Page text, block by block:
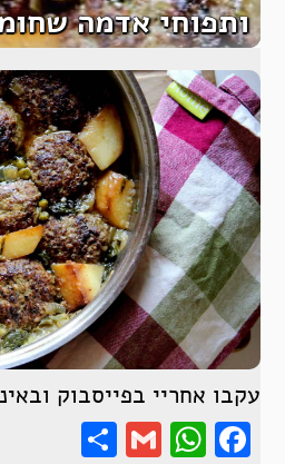
ותפוחי אדמה
עקבו אחריי בפייסבוק
Facebook
WhatsApp
Gmail